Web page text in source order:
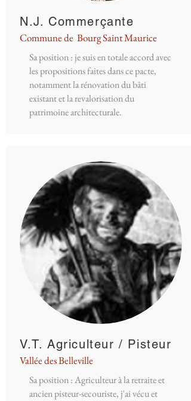
N.J. Commerçante
Commune de Bourg Saint Maurice
Sa position : je suis en totale accord avec
les propositions faites dans ce pacte,
notamment la rénovation du bâti
existant et la revalorisation du
patrimoine architecturale.
V.T. Agriculteur / Pisteur
Vallée des Belleville
Sa position : Agriculteur à la retraite et
ancien pisteur-secouriste, j'ai vécu et